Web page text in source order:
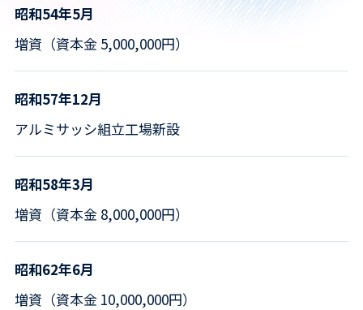
昭和54年5月
増資（資本金 5,000,000円）
昭和57年12月
アルミサッシ組立工場新設
昭和58年3月
増資（資本金 8,000,000円）
昭和62年6月
増資（資本金 10,000,000円）